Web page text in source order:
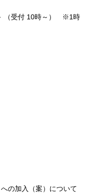
（受付 10時～） ※1時
の加入（案）について